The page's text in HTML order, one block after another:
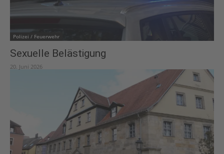
Polizei / Feuerwehr
Sexuelle Belästigung
20. Juni 2026